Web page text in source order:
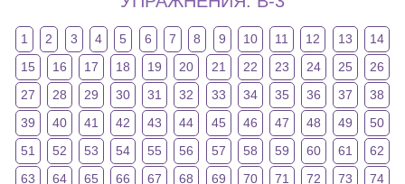
1 2 3 4 5 6 7 8 9 10 11 12 13
14
15
16 17 18 19 20 21 22 23 24 25
26
27
28 29 30 31 32 33 34 35 36 37
38
39
40 41 42 43 44 45 46 47 48 49
50
51
52 53 54 55 56 57 58 59 60 61
62
63
64 65 66 67 68 69 70 71 72 73
74